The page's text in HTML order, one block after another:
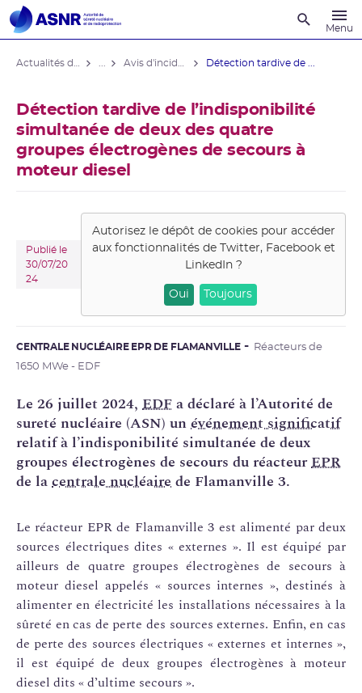
Menu
Détection tardive de ...
Détection tardive de l’indisponibilité
simultanée de deux des quatre
groupes électrogènes de secours à
moteur diesel
Publié le
30/07/20
24
Autorisez le dépôt de cookies pour accéder
aux fonctionnalités de Twitter, Facebook et
LinkedIn?
Oui Toujours
CENTRALE NUCLÉAIRE EPR DE FLAMANVILLE
Réacteurs de
1650 MWe - EDF
Le 26 juillet 2024, EDFa déclaré à l’Autorité de
sureté nucléaire (ASN) unévénement significatif
relatif à l’indisponibilité simultanée de deux
groupes électrogènes de secours du réacteurEPR
de lacentrale nucléairede Flamanville 3.
Le réacteur EPR de Flamanville 3 est alimenté par deux
sources électriques dites « externes ». Il est équipé par
ailleurs de quatre groupes électrogènes de secours à
moteur diesel appelés « sources internes », destinés à
alimenter en électricité les installations nécessaires à la
sûreté en cas de perte des sources externes. Enfin, en cas
de perte des sources électriques « externes et internes »,
il est équipé de deux groupes électrogènes à moteur
diesel dits « d’ultime secours ».